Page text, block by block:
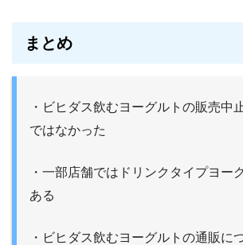
まとめ
・ビヒダス飲むヨーグルトの販売中
ではなかった
・一部店舗ではドリンクタイプヨー
ある
・ビヒダス飲むヨーグルトの通販に